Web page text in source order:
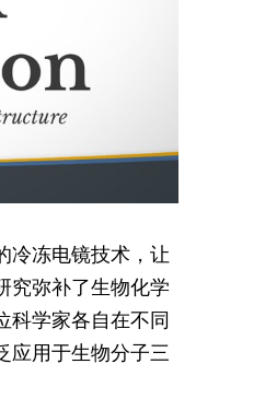
冷冻电镜技术，让
究弥补了生物化学
科学家各自在不同
应用于生物分子三